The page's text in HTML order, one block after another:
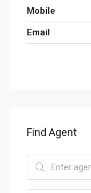
Mobile
Email
Find Agent